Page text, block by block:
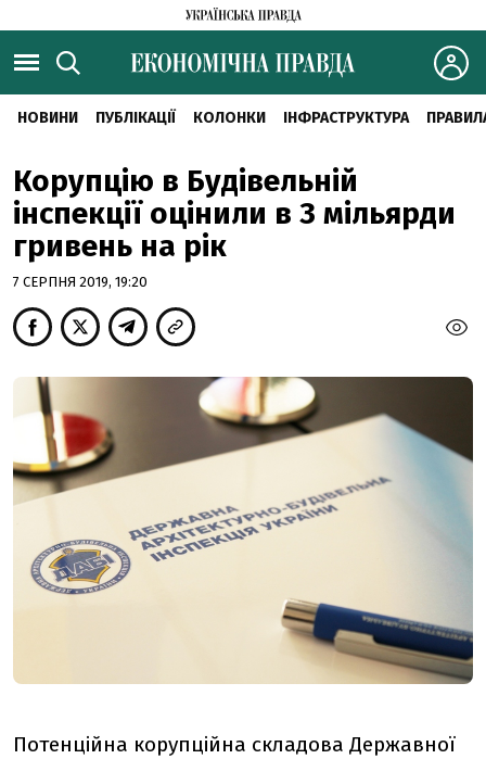
НОВИНИ ПУБЛІКАЦІЇ КОЛОНКИ ІНФРАСТРУКТУРА
Корупцію в Будівельній
інспекції оцінили в 3 мільярди
гривень на рік
7 СЕРПНЯ 2019, 19:20
Потенційна корупційна складова Державної